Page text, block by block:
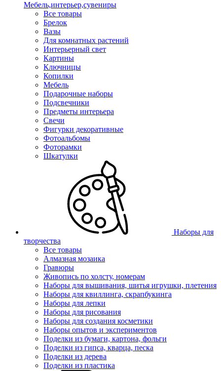
Мебель,интерьер,сувениры
Все товары
Брелок
Вазы
Для комнатных растений
Интерьерный свет
Картины
Ключницы
Копилки
Мебель
Подарочные наборы
Подсвечники
Предметы интерьера
Свечи
Фигурки декоративные
Фотоальбомы
Фоторамки
Шкатулки
Наборы для
творчества
Все товары
Алмазная мозаика
Гравюры
Живопись по холсту, номерам
Наборы для вышивания, шитья игрушки, плетения
Наборы для квиллинга, скрапбукинга
Наборы для лепки
Наборы для рисования
Наборы для создания косметики
Наборы опытов и экспериментов
Поделки из бумаги, картона, фольги
Поделки из гипса, кварца, песка
Поделки из дерева
Поделки из пластика